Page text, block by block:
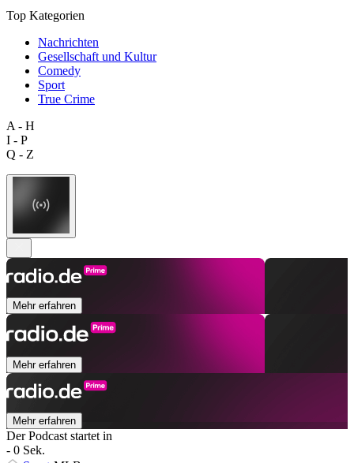
Top Kategorien
Nachrichten
Gesellschaft und Kultur
Comedy
Sport
True Crime
A - H
I - P
Q - Z
Mehr erfahren
Mehr erfahren
Mehr erfahren
Der Podcast startet in
- 0 Sek.